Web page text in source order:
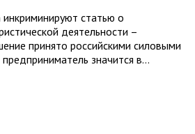
статью о
деятельности –
принято российскими силовыми
предприниматель значится в…